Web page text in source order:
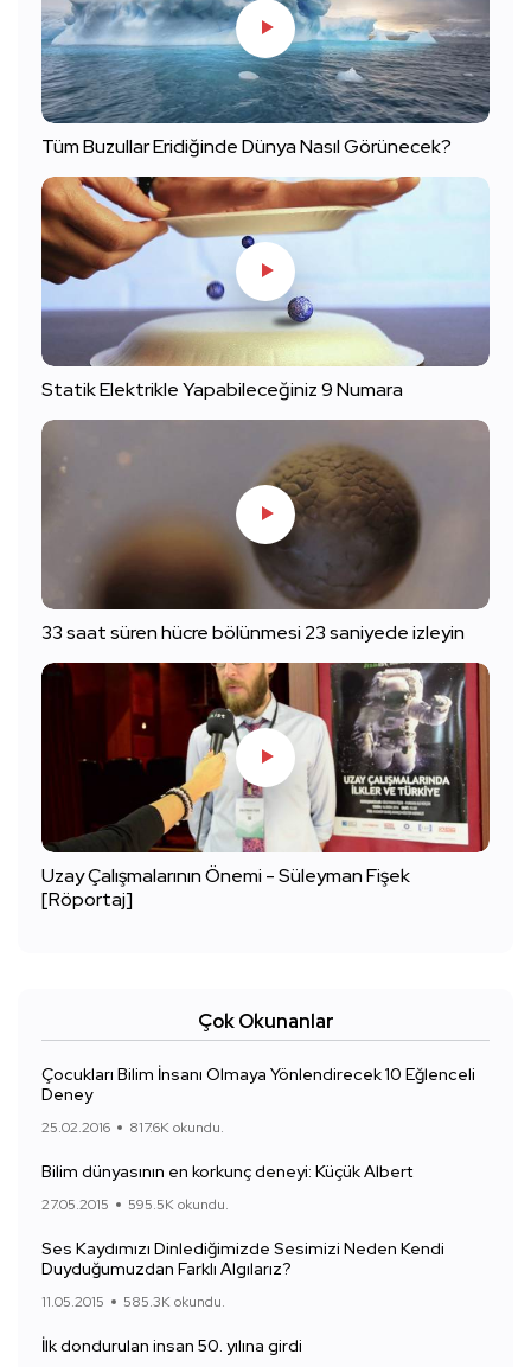
Tüm Buzullar Eridiğinde Dünya Nasıl Görünecek?
Statik Elektrikle Yapabileceğiniz 9 Numara
33 saat süren hücre bölünmesi 23 saniyede izleyin
Uzay Çalışmalarının Önemi - Süleyman Fişek
[Röportaj]
Çok Okunanlar
Çocukları Bilim İnsanı Olmaya Yönlendirecek 10 Eğlenceli
Deney
25.02.2016 817.6K okundu.
Bilim dünyasının en korkunç deneyi: Küçük Albert
27.05.2015 595.5K okundu.
Ses Kaydımızı Dinlediğimizde Sesimizi Neden Kendi
Duyduğumuzdan Farklı Algılarız?
11.05.2015 585.3K okundu.
İlk dondurulan insan 50. yılına girdi